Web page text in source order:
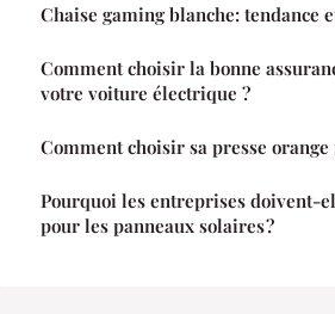
Chaise gaming blanche: tendance
Comment choisir la bonne
votre voiture électrique ?
Comment choisir sa presse orange
Pourquoi les entreprises doivent-
pour les panneaux solaires ?